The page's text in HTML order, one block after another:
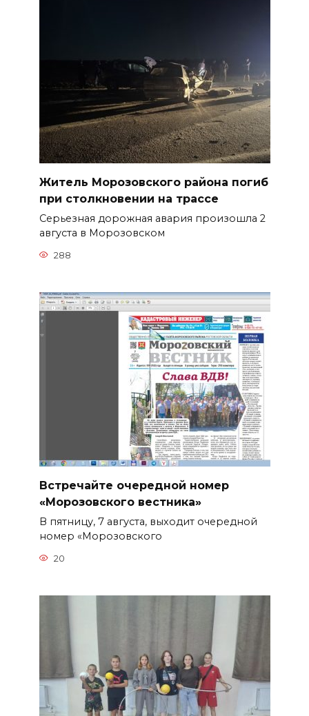
Житель Морозовского района погиб
при столкновении на трассе
Серьезная дорожная авария произошла 2
августа в Морозовском
288
Встречайте очередной номер
«Морозовского вестника»
В пятницу, 7 августа, выходит очередной
номер «Морозовского
20